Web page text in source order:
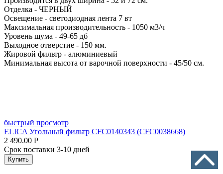
Отделка - ЧЕРНЫЙ
Освещение - светодиодная лента 7 вт
Максимальная производительность - 1050 м3/ч
Уровень шума - 49-65 дб
Выходное отверстие - 150 мм.
Жировой фильтр - алюминиевый
Минимальная высота от варочной поверхности - 45/50 см.
быстрый просмотр
ELICA Угольный фильтр CFC0140343 (CFC0038668)
2 490.00 Р
Срок поставки 3-10 дней
Купить